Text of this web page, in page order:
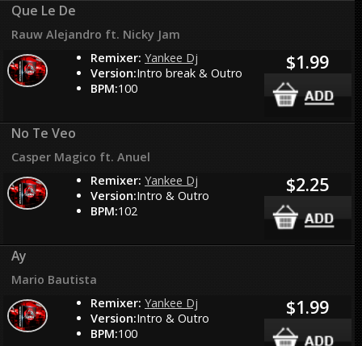
Que Le De
Rauw Alejandro ft. Nicky Jam
Remixer: Yankee Dj
Version:Intro break & Outro
BPM:100
$1.99
No Te Veo
Casper Magico ft. Anuel
Remixer: Yankee Dj
Version:Intro & Outro
BPM:102
$2.25
Ay
Mario Bautista
Remixer: Yankee Dj
Version:Intro & Outro
BPM:100
$1.99